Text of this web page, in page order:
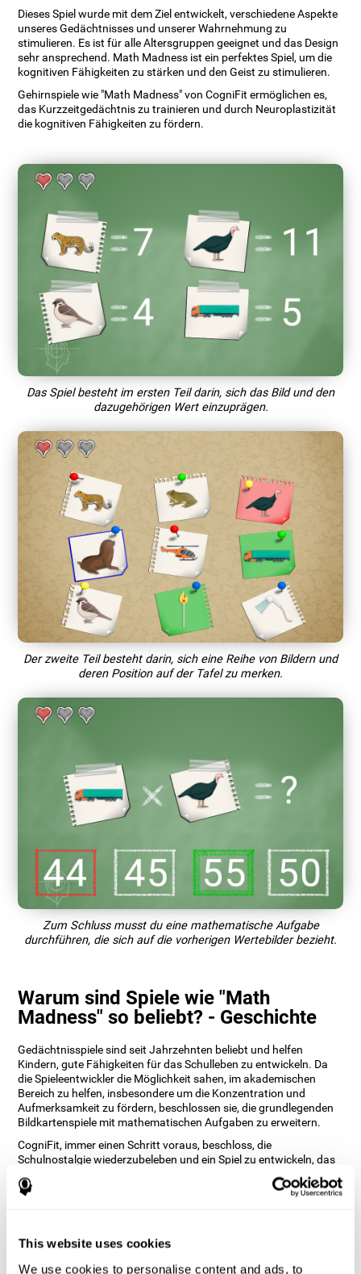
This website uses cookies
We use cookies to personalise content and ads, to
Dieses Spiel wurde mit dem Ziel entwickelt, verschiedene Aspekte
unseres Gedächtnisses und unserer Wahrnehmung zu
stimulieren. Es ist für alle Altersgruppen geeignet und das Design
sehr ansprechend. Math Madness ist ein perfektes Spiel, um die
kognitiven Fähigkeiten zu stärken und den Geist zu stimulieren.
Gehirnspiele wie "Math Madness" von CogniFit ermöglichen es,
das Kurzzeitgedächtnis zu trainieren und durch Neuroplastizität
die kognitiven Fähigkeiten zu fördern.
Das Spiel besteht im ersten Teil darin, sich das Bild und den
dazugehörigen Wert einzuprägen.
Der zweite Teil besteht darin, sich eine Reihe von Bildern und
deren Position auf der Tafel zu merken.
Zum Schluss musst du eine mathematische Aufgabe
durchführen, die sich auf die vorherigen Wertebilder bezieht.
Warum sind Spiele wie "Math
Madness" so beliebt? - Geschichte
Gedächtnisspiele sind seit Jahrzehnten beliebt und helfen
Kindern, gute Fähigkeiten für das Schulleben zu entwickeln. Da
die Spieleentwickler die Möglichkeit sahen, im akademischen
Bereich zu helfen, insbesondere um die Konzentration und
Aufmerksamkeit zu fördern, beschlossen sie, die grundlegenden
Bildkartenspiele mit mathematischen Aufgaben zu erweitern.
CogniFit, immer einen Schritt voraus, beschloss, die
Schulnostalgie wiederzubeleben und ein Spiel zu entwickeln, das
unsere Gedächtnisleistung aufrechterhält. Das Hinzufügen von
Werten zu Bildern und das Ändern ihrer Positionen auf einem